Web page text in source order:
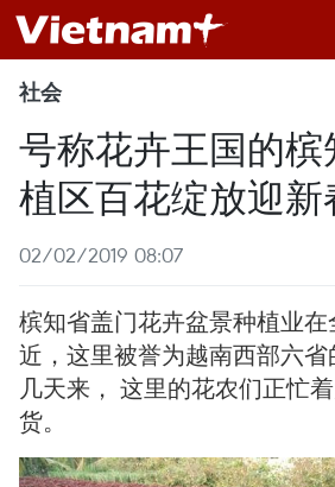
社会
号称花卉王国的
植区百花绽放迎新
02/02/2019 08:07
槟知省盖门花卉盆景种植业
近，这里被誉为越南西部六省
几天来， 这里的花农们正忙
货。